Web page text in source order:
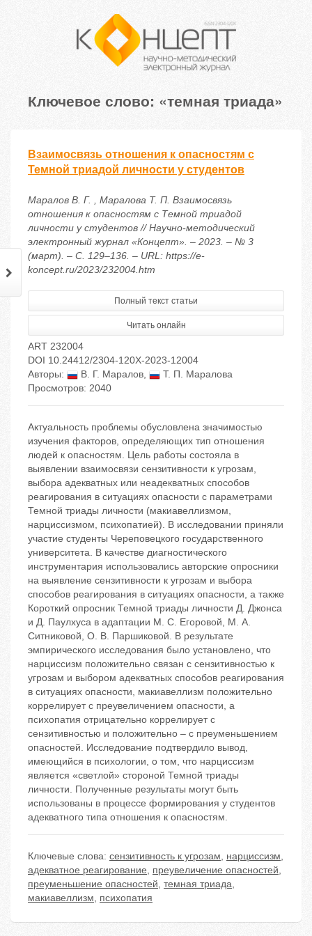
Ключевое слово: «темная триада»
Взаимосвязь отношения к опасностям с
Темной триадой личности у студентов
Маралов В. Г. , Маралова Т. П. Взаимосвязь
отношения к опасностям с Темной триадой
личности у студентов // Научно-методический
электронный журнал «Концепт». – 2023. – № 3
(март). – С. 129–136. – URL: https://e-
koncept.ru/2023/232004.htm
Полный текст статьи
Читать онлайн
ART 232004
DOI 10.24412/2304-120X-2023-12004
Авторы:
В. Г. Маралов,
Т. П. Маралова
Просмотров: 2040
Актуальность проблемы обусловлена значимостью
изучения факторов, определяющих тип отношения
людей к опасностям. Цель работы состояла в
выявлении взаимосвязи сензитивности к угрозам,
выбора адекватных или неадекватных способов
реагирования в ситуациях опасности с параметрами
Темной триады личности (макиавеллизмом,
нарциссизмом, психопатией). В исследовании приняли
участие студенты Череповецкого государственного
университета. В качестве диагностического
инструментария использовались авторские опросники
на выявление сензитивности к угрозам и выбора
способов реагирования в ситуациях опасности, а также
Короткий опросник Темной триады личности Д. Джонса
и Д. Паулхуса в адаптации М. С. Егоровой, М. А.
Ситниковой, О. В. Паршиковой. В результате
эмпирического исследования было установлено, что
нарциссизм положительно связан с сензитивностью к
угрозам и выбором адекватных способов реагирования
в ситуациях опасности, макиавеллизм положительно
коррелирует с преувеличением опасности, а
психопатия отрицательно коррелирует с
сензитивностью и положительно – с преуменьшением
опасностей. Исследование подтвердило вывод,
имеющийся в психологии, о том, что нарциссизм
является «светлой» стороной Темной триады
личности. Полученные результаты могут быть
использованы в процессе формирования у студентов
адекватного типа отношения к опасностям.
Ключевые слова: сензитивность к угрозам, нарциссизм,
адекватное реагирование, преувеличение опасностей,
преуменьшение опасностей, темная триада,
макиавеллизм, психопатия